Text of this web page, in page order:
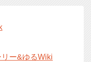
リー&ゆるWiki